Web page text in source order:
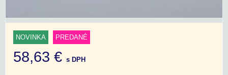
NOVINKA PREDANÉ
58,63 € s DPH